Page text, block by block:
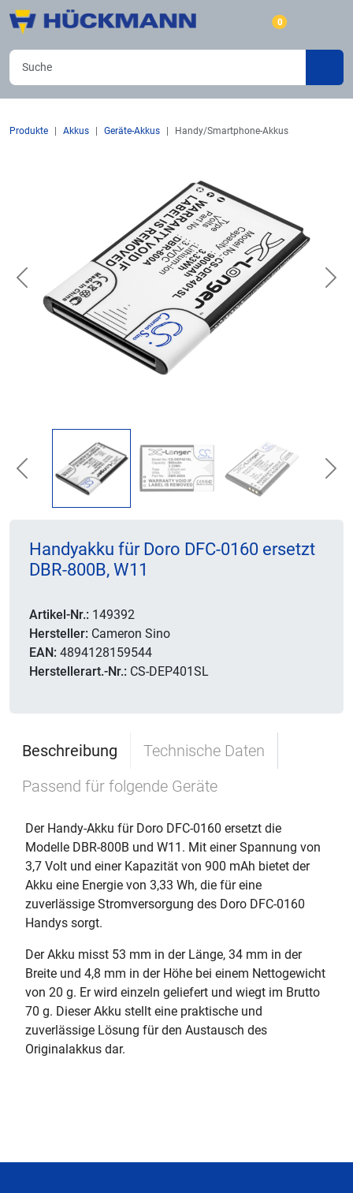
0
Produkte Akkus Geräte-Akkus Handy/Smartphone-Akkus
Previous
Previous
Handyakku für Doro DFC-0160 ersetzt
DBR-800B, W11
Artikel-Nr.: 149392
Hersteller: Cameron Sino
EAN: 4894128159544
Herstellerart.-Nr.: CS-DEP401SL
Beschreibung
Technische Daten
Passend für folgende Geräte
Der Handy-Akku für Doro DFC-0160 ersetzt die
Modelle DBR-800B und W11. Mit einer Spannung von
3,7 Volt und einer Kapazität von 900 mAh bietet der
Akku eine Energie von 3,33 Wh, die für eine
zuverlässige Stromversorgung des Doro DFC-0160
Handys sorgt.
Der Akku misst 53 mm in der Länge, 34 mm in der
Breite und 4,8 mm in der Höhe bei einem Nettogewicht
von 20 g. Er wird einzeln geliefert und wiegt im Brutto
70 g. Dieser Akku stellt eine praktische und
zuverlässige Lösung für den Austausch des
Originalakkus dar.